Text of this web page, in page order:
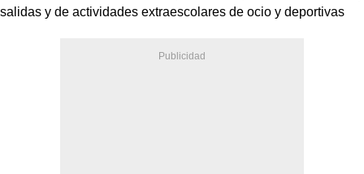
salidas y de actividades extraescolares de ocio y deportivas